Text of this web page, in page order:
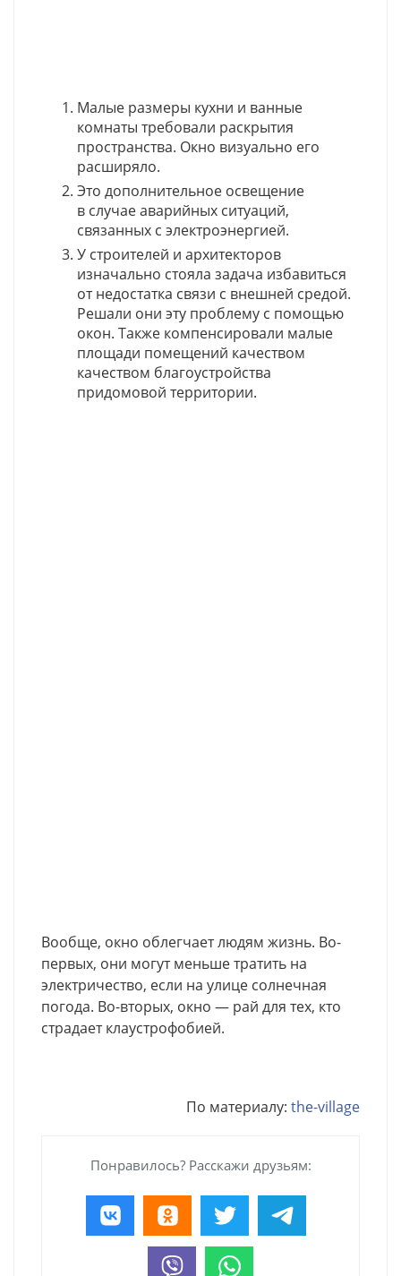
Малые размеры кухни и ванные
комнаты требовали раскрытия
пространства. Окно визуально его
расширяло.
Это дополнительное освещение
в случае аварийных ситуаций,
связанных с электроэнергией.
У строителей и архитекторов
изначально стояла задача избавиться
от недостатка связи с внешней средой.
Решали они эту проблему с помощью
окон. Также компенсировали малые
площади помещений качеством
качеством благоустройства
придомовой территории.
Вообще, окно облегчает людям жизнь. Во-
первых, они могут меньше тратить на
электричество, если на улице солнечная
погода. Во-вторых, окно — рай для тех, кто
страдает клаустрофобией.
По материалу: the-village
Понравилось? Расскажи друзьям: